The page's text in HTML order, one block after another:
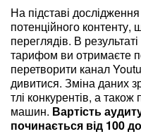
На підставі
потенційного контенту,
переглядів. В
тарифом ви отримаєте
перетворити канал
дивитися. Зміна даних
тлі конкурентів, а
машин. Вартість
починається від 100